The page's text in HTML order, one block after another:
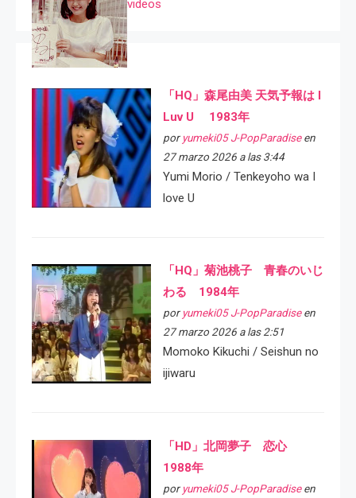
videos
「HQ」森尾由美 天気予報は I
Luv U 1983年
por yumeki05 J-PopParadiseen
27 marzo 2026 a las 3:44
Yumi Morio / Tenkeyoho wa I
love U
「HQ」菊池桃子 青春のいじ
わる 1984年
por yumeki05 J-PopParadiseen
27 marzo 2026 a las 2:51
Momoko Kikuchi / Seishun no
ijiwaru
「HD」北岡夢子 恋心
1988年
por yumeki05 J-PopParadiseen